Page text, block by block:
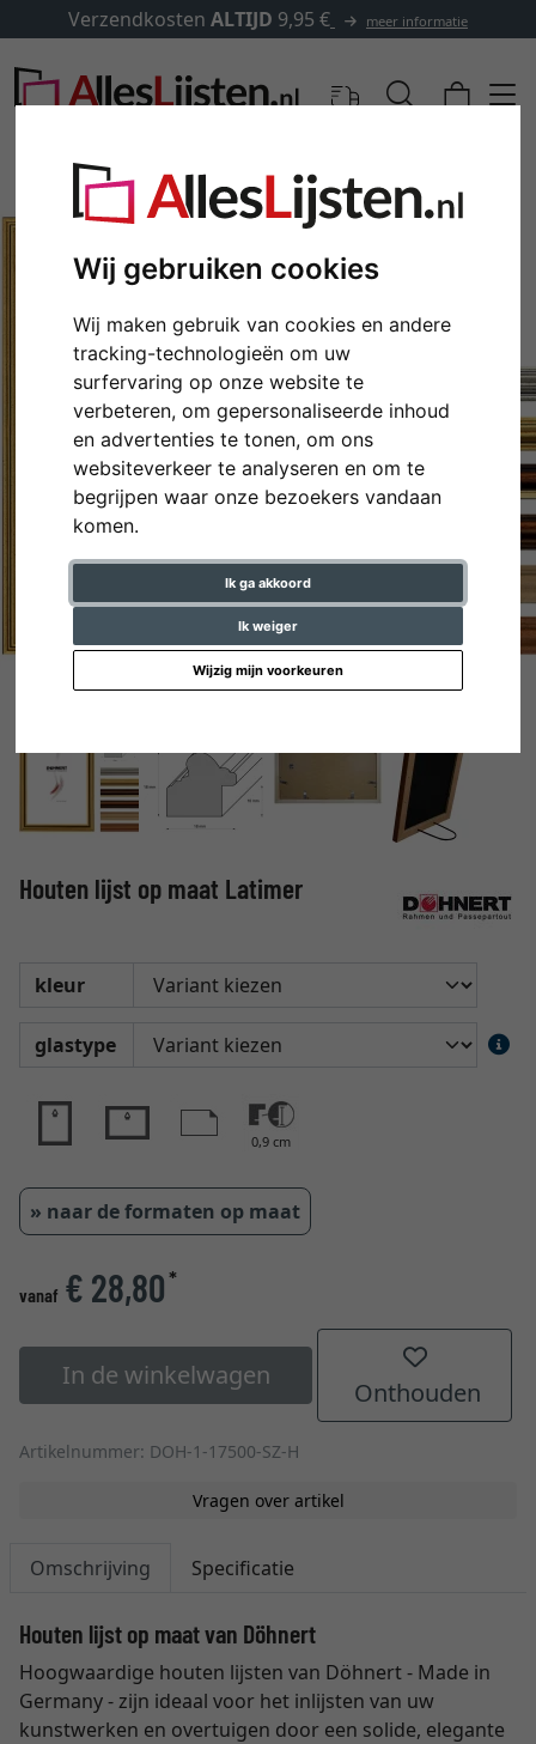
Wij gebruiken cookies
Wij maken gebruik van cookies en andere
tracking-technologieën om uw
surfervaring op onze website te
verbeteren, om gepersonaliseerde inhoud
en advertenties te tonen, om ons
websiteverkeer te analyseren en om te
begrijpen waar onze bezoekers vandaan
komen.
Ik ga akkoord
Ik weiger
Wijzig mijn voorkeuren
Verzendkosten ALTIJD 9,95 € meer informatie
Terug
Houten lijst op maat Latimer
kleur
glastype
0,9 cm
» naar de formaten op maat
vanaf € 28,80*
In de winkelwagen
Onthouden
Artikelnummer: DOH-1-17500-SZ-H
Vragen over artikel
Omschrijving Specificatie
Houten lijst op maat van Döhnert
Hoogwaardige houten lijsten van Döhnert - Made in
Germany - zijn ideaal voor het inlijsten van uw
kunstwerken en overtuigen door een solide, elegante